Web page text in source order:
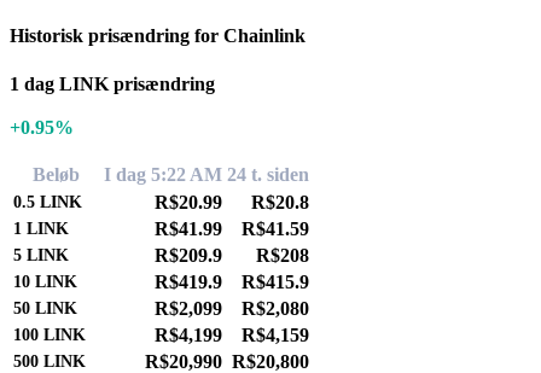
Historisk prisændring for Chainlink
1 dag LINK prisændring
+0.95%
Beløb I dag 5:22 AM 24 t. siden
0.5 LINK R$20.99 R$20.8
1 LINK R$41.99 R$41.59
5 LINK R$209.9 R$208
10 LINK R$419.9 R$415.9
50 LINK R$2,099 R$2,080
100 LINK R$4,199 R$4,159
500 LINK R$20,990 R$20,800